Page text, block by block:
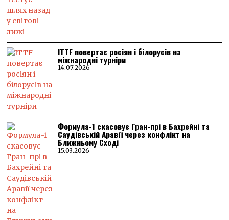
ITTF повертає росіян і білорусів на
міжнародні турніри
14.07.2026
Формула-1 скасовує Гран-прі в Бахрейні та
Саудівській Аравії через конфлікт на
Ближньому Сході
15.03.2026